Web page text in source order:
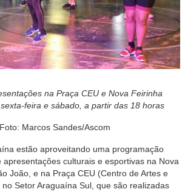
na Praça CEU e Nova Feirinha
feira e sábado, a partir das 18 horas
Marcos Sandes/Ascom
estão aproveitando uma programação
apresentações culturais e esportivas na Nova
João, e na Praça CEU (Centro de Artes e
Setor Araguaína Sul, que são realizadas